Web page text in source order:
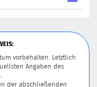
vorbehalten. Letztlich
Angaben des
der abschließenden